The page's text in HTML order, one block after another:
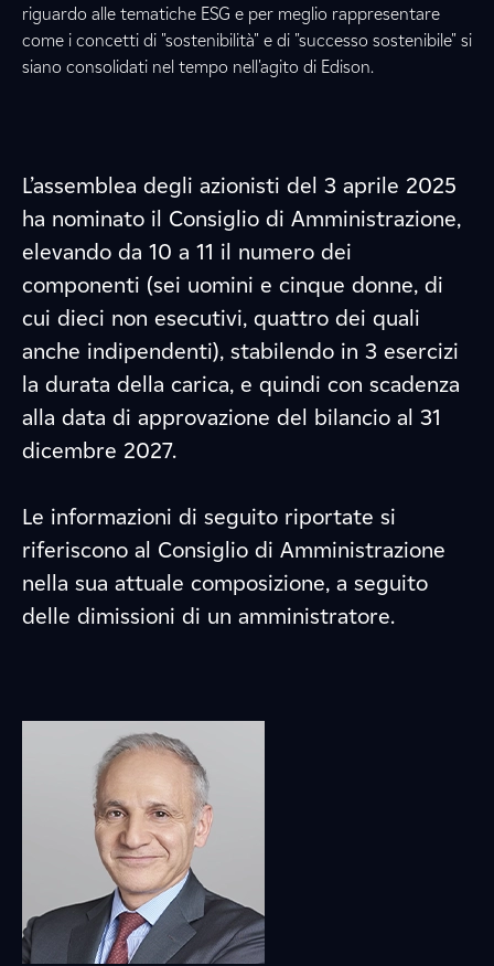
riguardo alle tematiche ESG e per meglio rappresentare
come i concetti di "sostenibilità" e di "successo sostenibile" si
siano consolidati nel tempo nell'agito di Edison.
L’assemblea degli azionisti del 3 aprile 2025
ha nominato il Consiglio di Amministrazione,
elevando da 10 a 11 il numero dei
componenti (sei uomini e cinque donne, di
cui dieci non esecutivi, quattro dei quali
anche indipendenti), stabilendo in 3 esercizi
la durata della carica, e quindi con scadenza
alla data di approvazione del bilancio al 31
dicembre 2027.
Le informazioni di seguito riportate si
riferiscono al Consiglio di Amministrazione
nella sua attuale composizione, a seguito
delle dimissioni di un amministratore.